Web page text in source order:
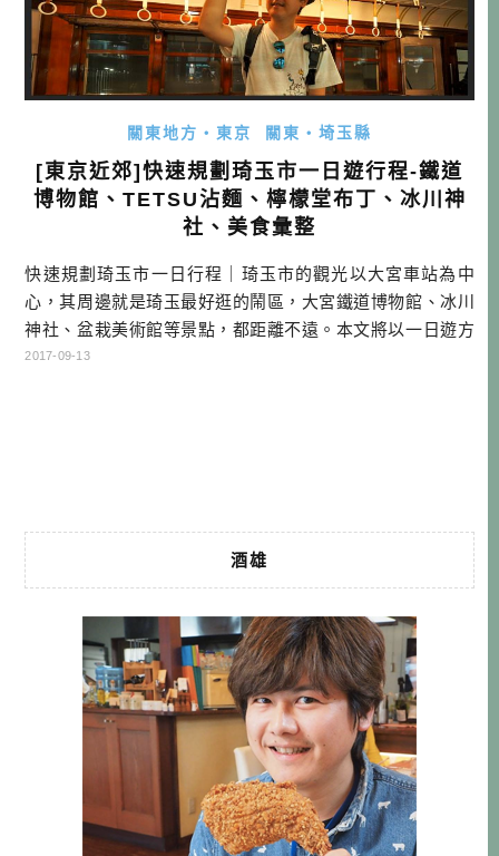
關東地方・東京 關東・埼玉縣
[東京近郊]快速規劃琦玉市一日遊行程-鐵道
博物館、TETSU沾麵、檸檬堂布丁、冰川神
社、美食彙整
快速規劃琦玉市一日行程｜琦玉市的觀光以大宮車站為中
心，其周邊就是琦玉最好逛的鬧區，大宮鐵道博物館、冰川
神社、盆栽美術館等景點，都距離不遠。本文將以一日遊方
式，介紹琦玉市的景點及美食，請務必看看哦！ 琦玉市是琦
2017-09-13
酒雄